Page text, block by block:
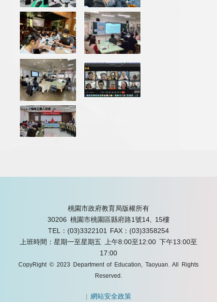
桃園市政府教育局版權所有
30206 桃園市桃園區縣府路1號14, 15樓
TEL：(03)3322101
FAX：(03)3358254
上班時間：星期一至星期五 上午8:00至12:00 下午13:00至
17:00
CopyRight © 2023 Department of Education, Taoyuan. All Rights
Reserved.
|網站安全政策